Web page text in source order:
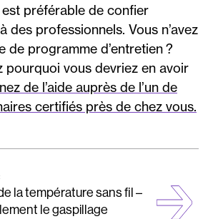
est préférable de confier
des professionnels. Vous n’avez
de programme d’entretien ?
pourquoi vous devriez en avoir
de l’aide auprès de l’un de
certifiés près de chez vous.
la température sans fil –
le gaspillage